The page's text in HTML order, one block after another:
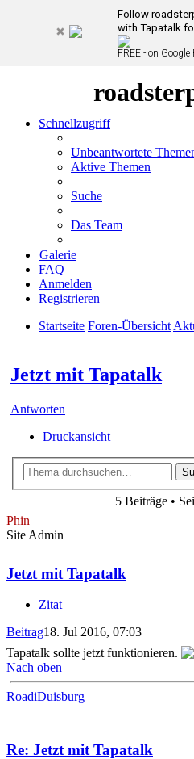
Follow
with Tapatalk
FREE - on Google
Schnellzugriff
Unbeantwortete
Aktive Themen
Suche
Das Team
Galerie
FAQ
Anmelden
Registrieren
Startseite Foren-Übersicht
Jetzt mit Tapatalk
Antworten
Druckansicht
5 Beiträge •
Phin
Site Admin
Jetzt mit Tapatalk
Zitat
Beitrag18. Jul 2016, 07:03
Tapatalk sollte jetzt funktionieren.
Nach oben
RoadiDuisburg
Re: Jetzt mit Tapatalk